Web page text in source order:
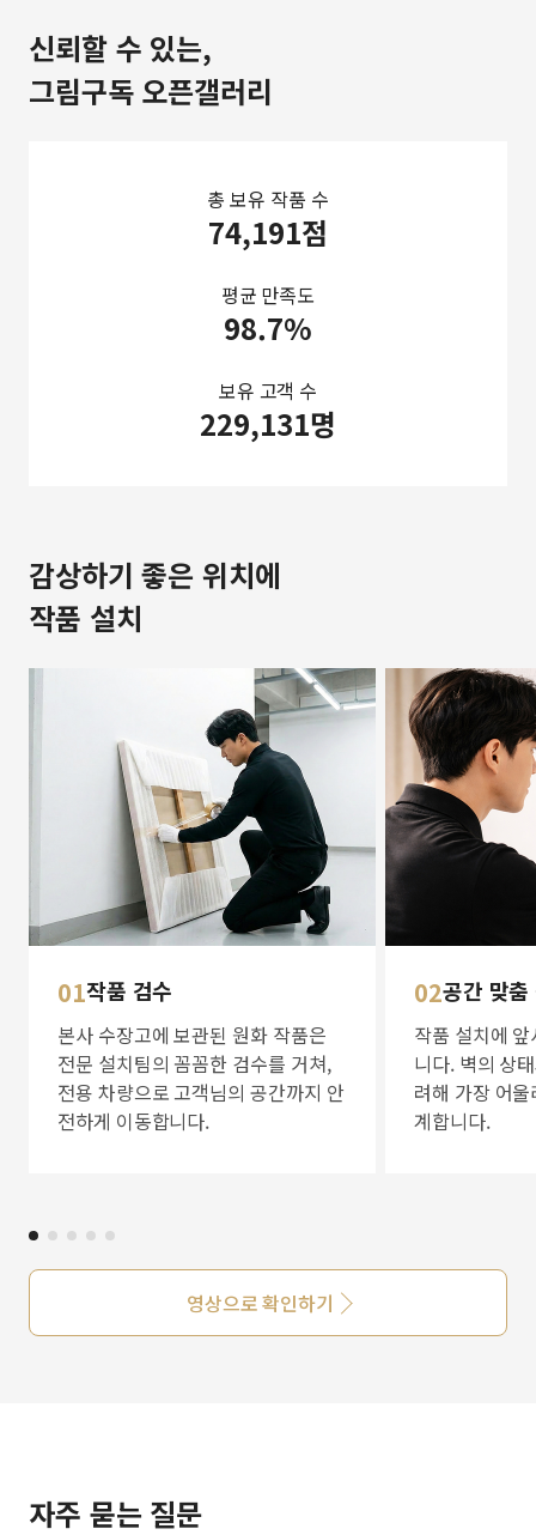
신뢰할 수 있는,
그림구독 오픈갤러리
총 보유 작품 수
74,191점
평균 만족도
98.7%
보유 고객 수
229,131명
감상하기 좋은 위치에
작품 설치
01작품 검수
본사 수장고에 보관된 원화 작품은
전문 설치팀의 꼼꼼한 검수를 거쳐,
전용 차량으로 고객님의 공간까지 안
전하게 이동합니다.
02공간 맞
작품 설치에
니다. 벽의 상
려해 가장 어
계합니다.
영상으로 확인하기
자주 묻는 질문